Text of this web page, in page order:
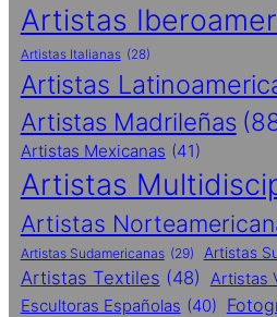
Artistas
Artistas Italianas (28)
Artistas
Artistas Madrileñas
Artistas Mexicanas (41)
Artistas
Artistas
Artistas Sudamericanas (29) Artistas
Artistas Textiles (48) Artistas
Escultoras Españolas (40)